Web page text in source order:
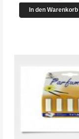
In den Warenkorb